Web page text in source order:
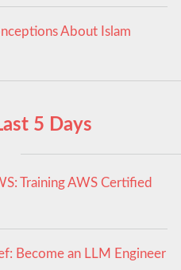
About Islam
5 Days
Training AWS Certified
Become an LLM Engineer